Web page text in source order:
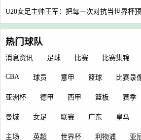
U20女足主帅王军：把每一次对抗当世界杯
热门球队
消息资讯 足球 比赛 比赛集锦
CBA 球员 意甲 篮球 比赛录
亚洲杯 德甲 西甲 篮板 赛季
曼城 女足 联赛 广东 皇马
主场 英超 世界杯 利物浦 亚